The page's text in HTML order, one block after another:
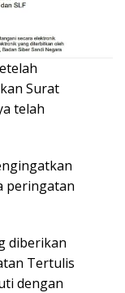
Surat
telah
peringatan
diberikan
Tertulis
dengan